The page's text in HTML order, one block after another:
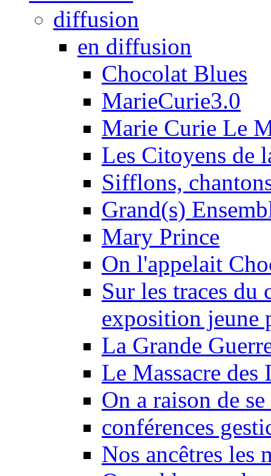
diffusion
en diffusion
Chocolat Blues
MarieCurie3.0
Marie Curie Le
Les Citoyens de
Sifflons,
Grand(s)
Mary Prince
On l'appelait
Sur les traces
exposition jeune
La Grande
Le Massacre des
On a raison de
conférences
Nos ancêtres les